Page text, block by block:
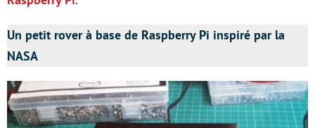
Un petit rover à base de Raspberry Pi inspiré par la
NASA